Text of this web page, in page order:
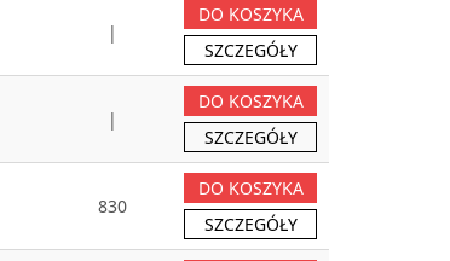
|
DO KOSZYKA
SZCZEGÓŁY
|
DO KOSZYKA
SZCZEGÓŁY
830
DO KOSZYKA
SZCZEGÓŁY